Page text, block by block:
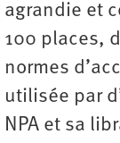
agrandie et
100 places,
normes
utilisée par
NPA et sa